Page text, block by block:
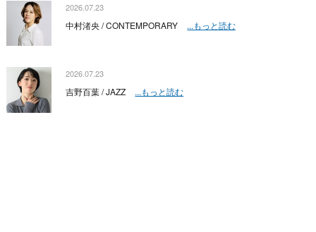
2026.07.23
中村渚央 / CONTEMPORARY ...もっと読む
2026.07.23
吉野百葉 / JAZZ ...もっと読む